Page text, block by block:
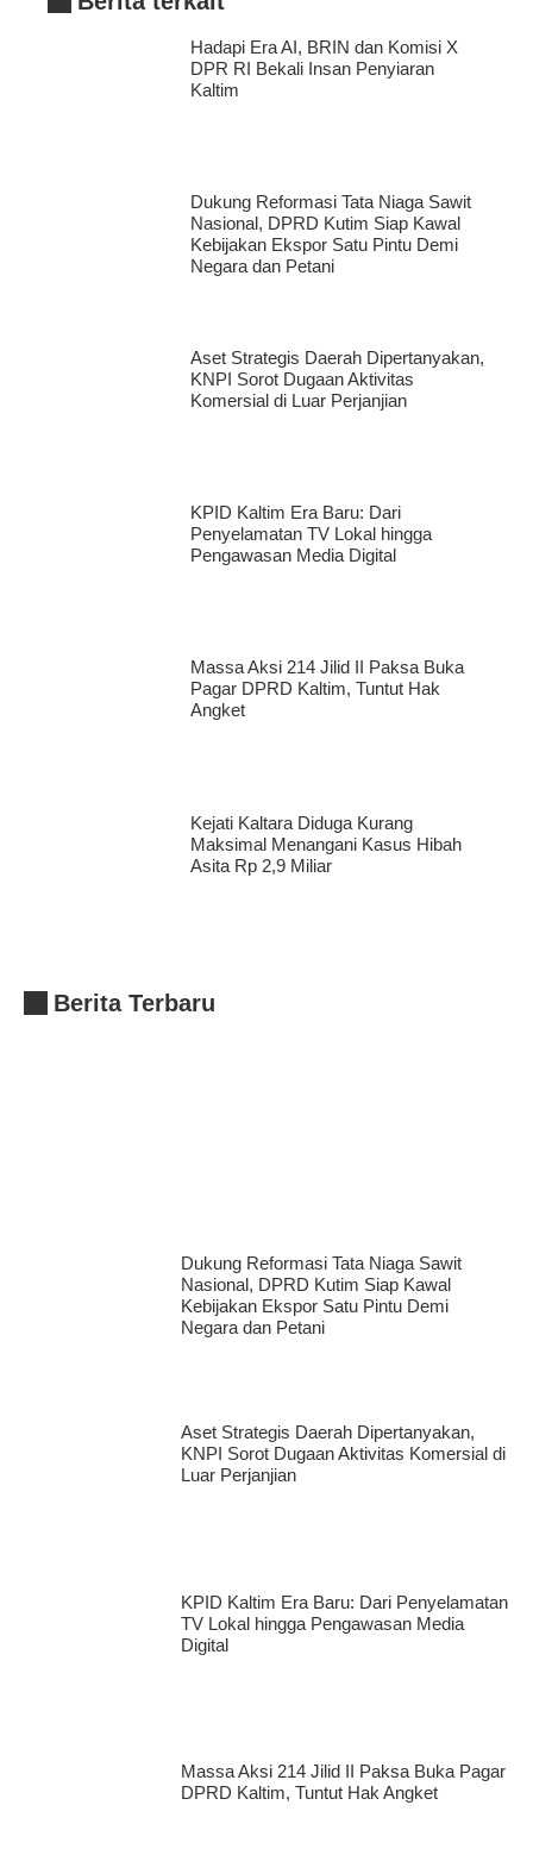
Hadapi Era AI, BRIN dan Komisi X
DPR RI Bekali Insan Penyiaran
Kaltim
Dukung Reformasi Tata Niaga Sawit
Nasional, DPRD Kutim Siap Kawal
Kebijakan Ekspor Satu Pintu Demi
Negara dan Petani
Aset Strategis Daerah Dipertanyakan,
KNPI Sorot Dugaan Aktivitas
Komersial di Luar Perjanjian
KPID Kaltim Era Baru: Dari
Penyelamatan TV Lokal hingga
Pengawasan Media Digital
Massa Aksi 214 Jilid II Paksa Buka
Pagar DPRD Kaltim, Tuntut Hak
Angket
Kejati Kaltara Diduga Kurang
Maksimal Menangani Kasus Hibah
Asita Rp 2,9 Miliar
Berita Terbaru
Dukung Reformasi Tata Niaga Sawit
Nasional, DPRD Kutim Siap Kawal
Kebijakan Ekspor Satu Pintu Demi
Negara dan Petani
Aset Strategis Daerah Dipertanyakan,
KNPI Sorot Dugaan Aktivitas Komersial di
Luar Perjanjian
KPID Kaltim Era Baru: Dari Penyelamatan
TV Lokal hingga Pengawasan Media
Digital
Massa Aksi 214 Jilid II Paksa Buka Pagar
DPRD Kaltim, Tuntut Hak Angket